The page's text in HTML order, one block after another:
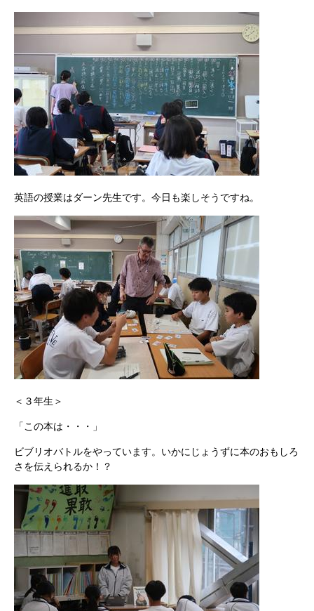
英語の授業はダーン先生です。今日も楽しそうですね。
＜３年生＞
「この本は・・・」
ビブリオバトルをやっています。いかにじょうずに本のおもしろ
さを伝えられるか！？